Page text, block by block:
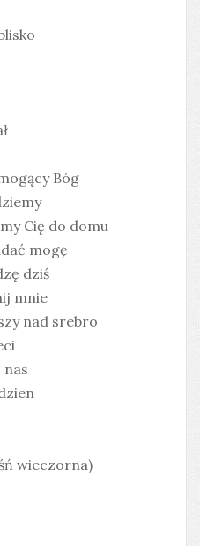
Bóg
Cię do domu
mogę
dziś
mnie
nad srebro
wieczorna)